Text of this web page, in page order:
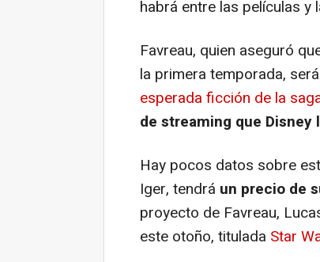
habrá entre las películas y
Favreau, quien aseguró
la primera temporada,
esperada ficción de la
de streaming que Disney
Hay pocos datos sobre
Iger, tendrá un precio de
proyecto de Favreau,
este otoño, titulada Star